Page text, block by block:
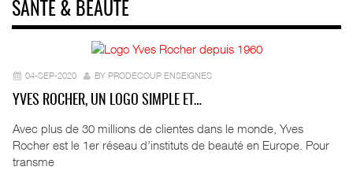
SANTÉ & BEAUTÉ
04-SEP-2020 BY PRODECOUP ENSEIGNES
YVES ROCHER, UN LOGO SIMPLE ET…
Avec plus de 30 millions de clientes dans le monde, Yves
Rocher est le 1er réseau d’instituts de beauté en Europe. Pour
transme